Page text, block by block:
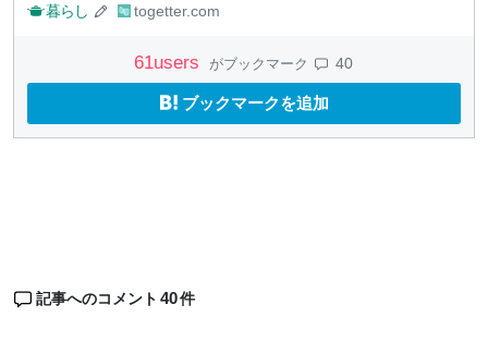
暮らし togetter.com
61users がブックマーク 40
ブックマークを追加
記事へのコメント 40件